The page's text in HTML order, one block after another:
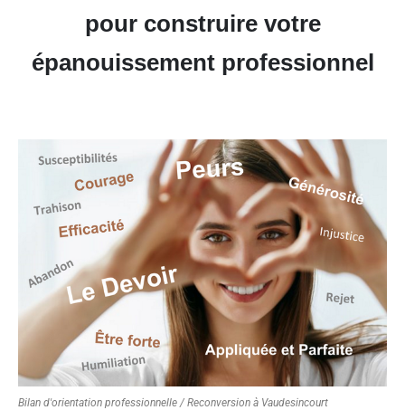
pour construire votre
épanouissement professionnel
Bilan d'orientation professionnelle / Reconversion à Vaudesincourt